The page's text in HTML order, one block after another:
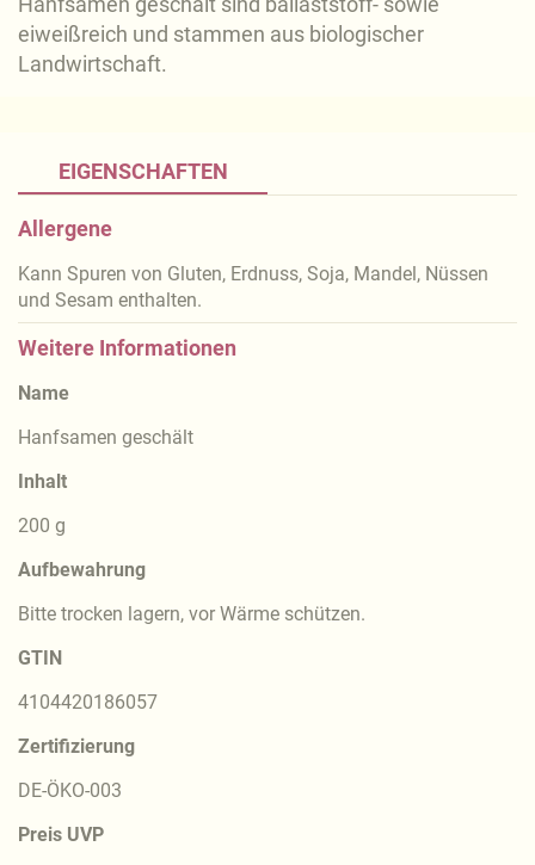
eiweißreich und stammen aus biologischer
Landwirtschaft.
EIGENSCHAFTEN
Allergene
Kann Spuren von Gluten, Erdnuss, Soja, Mandel, Nüssen
und Sesam enthalten.
Weitere Informationen
Name
Hanfsamen geschält
Inhalt
200 g
Aufbewahrung
Bitte trocken lagern, vor Wärme schützen.
GTIN
4104420186057
Zertifizierung
DE-ÖKO-003
Preis UVP